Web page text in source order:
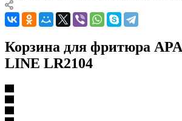
Корзина для фритюра
LINE LR2104